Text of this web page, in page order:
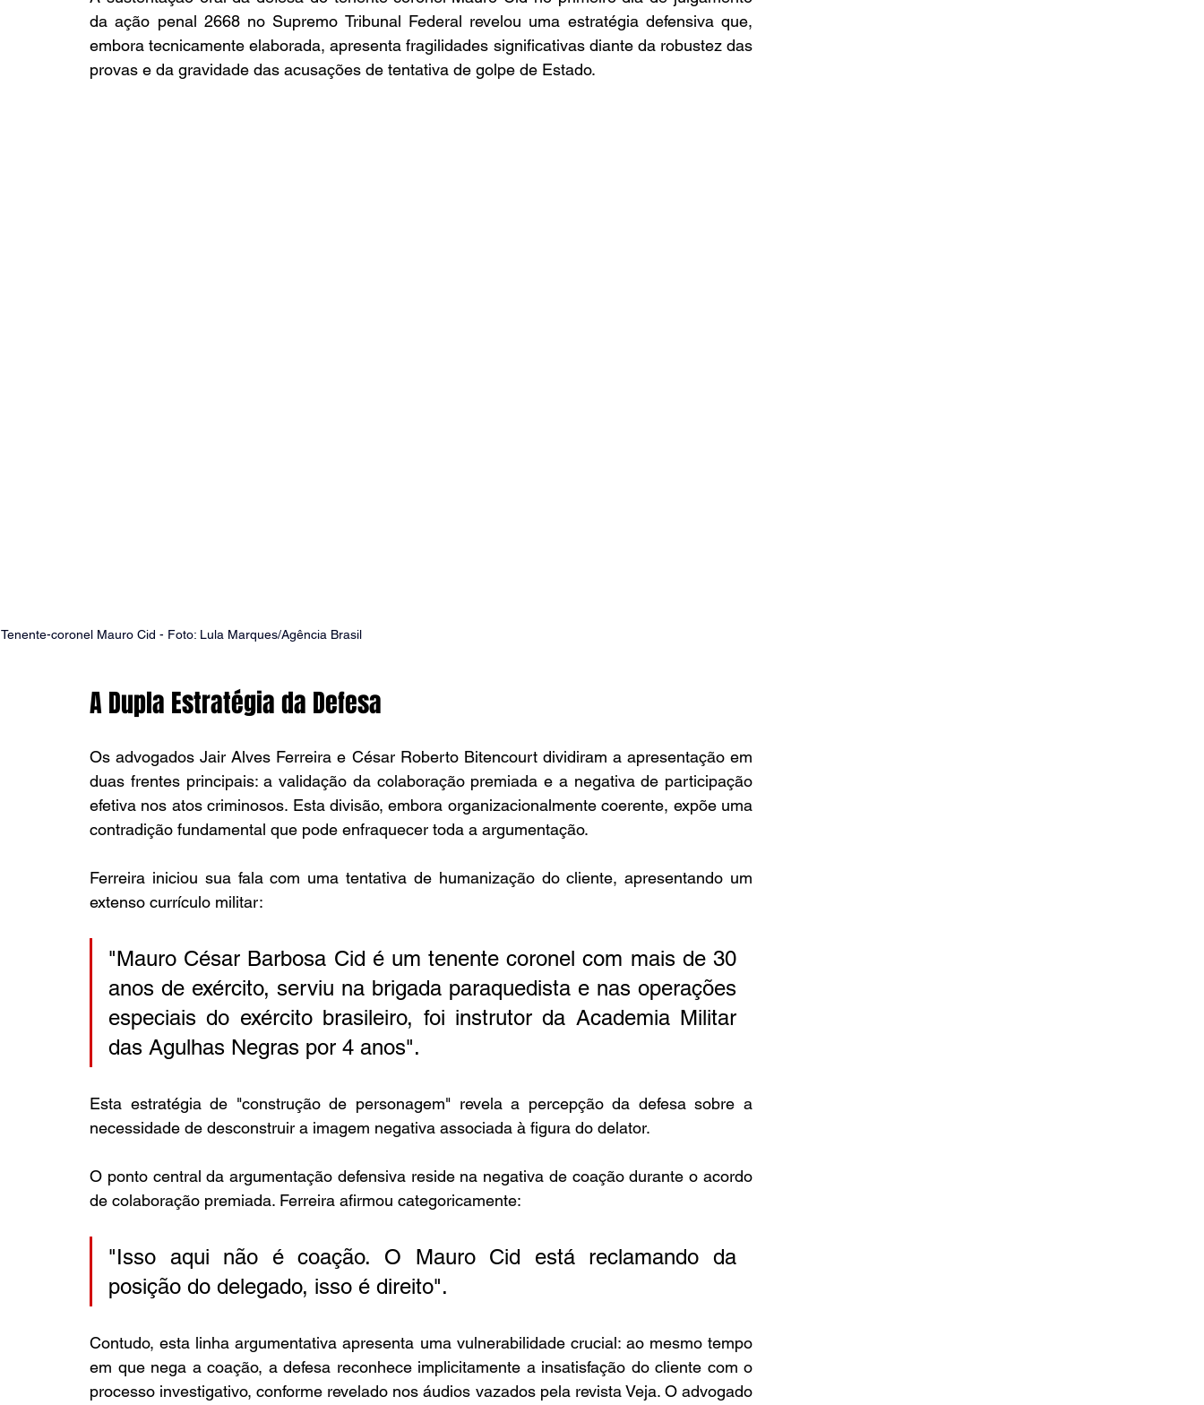
da ação penal 2668 no Supremo Tribunal Federal revelou uma estratégia defensiva que,
embora tecnicamente elaborada, apresenta fragilidades significativas diante da robustez das
provas e da gravidade das acusações de tentativa de golpe de Estado.
Tenente-coronel Mauro Cid - Foto: Lula Marques/Agência Brasil
A Dupla Estratégia da Defesa
Os advogados Jair Alves Ferreira e César Roberto Bitencourt dividiram a apresentação em
duas frentes principais: a validação da colaboração premiada e a negativa de participação
efetiva nos atos criminosos. Esta divisão, embora organizacionalmente coerente, expõe uma
contradição fundamental que pode enfraquecer toda a argumentação.
Ferreira iniciou sua fala com uma tentativa de humanização do cliente, apresentando um
extenso currículo militar:
"Mauro César Barbosa Cid é um tenente coronel com mais de 30
anos de exército, serviu na brigada paraquedista e nas operações
especiais do exército brasileiro, foi instrutor da Academia Militar
das Agulhas Negras por 4 anos".
Esta estratégia de "construção de personagem" revela a percepção da defesa sobre a
necessidade de desconstruir a imagem negativa associada à figura do delator.
O ponto central da argumentação defensiva reside na negativa de coação durante o acordo
de colaboração premiada. Ferreira afirmou categoricamente:
"Isso aqui não é coação. O Mauro Cid está reclamando da
posição do delegado, isso é direito".
Contudo, esta linha argumentativa apresenta uma vulnerabilidade crucial: ao mesmo tempo
em que nega a coação, a defesa reconhece implicitamente a insatisfação do cliente com o
processo investigativo, conforme revelado nos áudios vazados pela revista Veja. O advogado